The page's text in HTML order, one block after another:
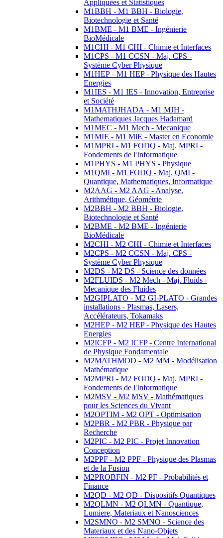
Appliquées et Statistiques
M1BBH - M1 BBH - Biologie,
Biotechnologie et Santé
M1BME - M1 BME - Ingénierie
BioMédicale
M1CHI - M1 CHI - Chimie et Interfaces
M1CPS - M1 CCSN - Maj. CPS -
Système Cyber Physique
M1HEP - M1 HEP - Physique des Hautes
Energies
M1IES - M1 IES - Innovation, Entreprise
et Société
M1MATHJHADA - M1 MJH -
Mathematiques Jacques Hadamard
M1MEC - M1 Mech - Mecanique
M1MIE - M1 MiE - Master en Economie
M1MPRI - M1 FODQ - Maj. MPRI -
Fondements de l'Informatique
M1PHYS - M1 PHYS - Physique
M1QMI - M1 FODQ - Maj. QMI -
Quantique, Mathematiques, Informatique
M2AAG - M2 AAG - Analyse,
Arithmétique, Géométrie
M2BBH - M2 BBH - Biologie,
Biotechnologie et Santé
M2BME - M2 BME - Ingénierie
BioMédicale
M2CHI - M2 CHI - Chimie et Interfaces
M2CPS - M2 CCSN - Maj. CPS -
Système Cyber Physique
M2DS - M2 DS - Science des données
M2FLUIDS - M2 Mech - Maj. Fluids -
Mecanique des Fluides
M2GIPLATO - M2 GI-PLATO - Grandes
installations - Plasmas, Lasers,
Accélérateurs, Tokamaks
M2HEP - M2 HEP - Physique des Hautes
Energies
M2ICFP - M2 ICFP - Centre International
de Physique Fondamentale
M2MATHMOD - M2 MM - Modélisation
Mathématique
M2MPRI - M2 FODQ - Maj. MPRI -
Fondements de l'Informatique
M2MSV - M2 MSV - Mathématiques
pour les Sciences du Vivant
M2OPTIM - M2 OPT - Optimisation
M2PBR - M2 PBR - Physique par
Recherche
M2PIC - M2 PIC - Projet Innovation
Conception
M2PPF - M2 PPF - Physique des Plasmas
et de la Fusion
M2PROBFIN - M2 PF - Probabilités et
Finance
M2QD - M2 QD - Dispositifs Quantiques
M2QLMN - M2 QLMN - Quantique,
Lumiere, Materiaux et Nanosciences
M2SMNO - M2 SMNO - Science des
Materiaux et des Nano-Objets